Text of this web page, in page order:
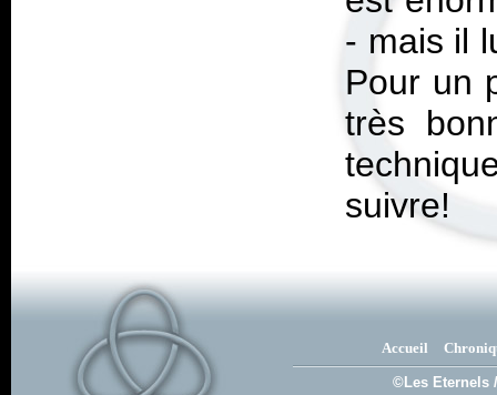
- mais il
Pour un
très
suivre!
Accueil
©Les Eternels